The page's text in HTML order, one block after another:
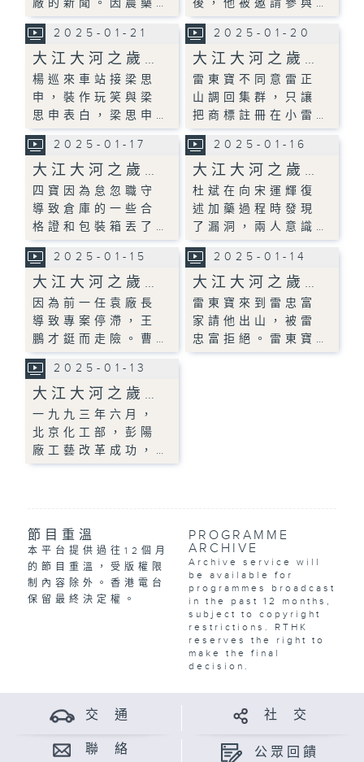
廠的新聞。因農藥… 後，他被邀請參與…
2025-01-21
大江大河之歲…
楊巡來車站接梁思
申，裝作玩笑與梁
思申表白，梁思申…
2025-01-20
大江大河之歲…
雷東寶不同意雷正
山調回集群，只讓
把商標註冊在小雷…
2025-01-17
大江大河之歲…
四寶因為怠忽職守
導致倉庫的一些合
格證和包裝箱丟了…
2025-01-16
大江大河之歲…
杜斌在向宋運輝復
述加藥過程時發現
了漏洞，兩人意識…
2025-01-15
大江大河之歲…
因為前一任袁廠長
導致專案停滯，王
鵬才鋌而走險。曹…
2025-01-14
大江大河之歲…
雷東寶來到雷忠富
家請他出山，被雷
忠富拒絕。雷東寶…
2025-01-13
大江大河之歲…
一九九三年六月，
北京化工部，彭陽
廠工藝改革成功，…
節目重溫
本平台提供過往12個月
的節目重溫，受版權限
制內容除外。香港電台
保留最終決定權。
PROGRAMME
ARCHIVE
Archive service will
be available for
programmes broadcast
in the past 12 months,
subject to copyright
restrictions. RTHK
reserves the right to
make the final
decision.
交 通 社 交
聯 絡 公眾回饋